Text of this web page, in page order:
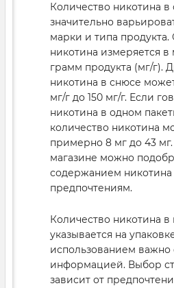
Количество никотина
значительно
марки и типа
никотина измеряется
грамм продукта (мг/г).
никотина в снюсе
мг/г до 150 мг/г. Если
никотина в одном
количество никотина
примерно 8 мг до 43
магазине можно
содержанием
предпочтениям.
Количество никотина в
указывается на
использованием важно
информацией. Выбор
зависит от